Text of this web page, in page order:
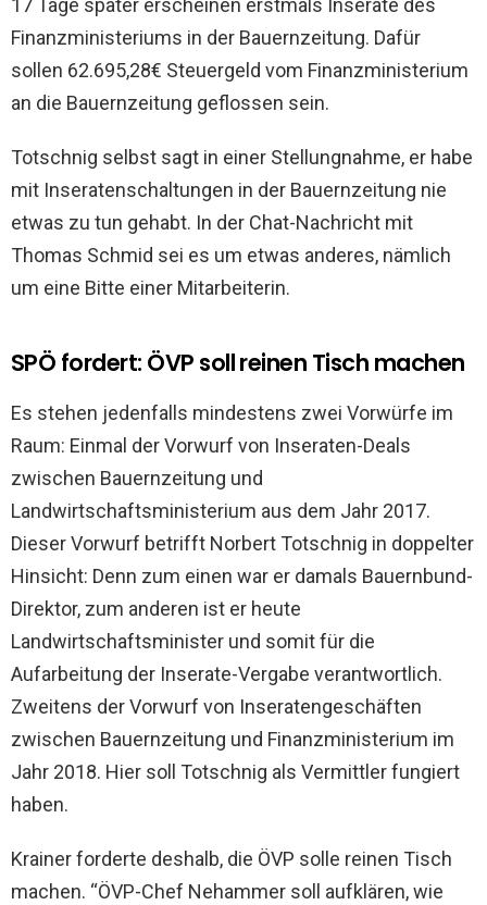
17 Tage später erscheinen erstmals Inserate des
Finanzministeriums in der Bauernzeitung. Dafür
sollen 62.695,28€ Steuergeld vom Finanzministerium
an die Bauernzeitung geflossen sein.
Totschnig selbst sagt in einer Stellungnahme, er habe
mit Inseratenschaltungen in der Bauernzeitung nie
etwas zu tun gehabt. In der Chat-Nachricht mit
Thomas Schmid sei es um etwas anderes, nämlich
um eine Bitte einer Mitarbeiterin.
SPÖ fordert: ÖVP soll reinen Tisch machen
Es stehen jedenfalls mindestens zwei Vorwürfe im
Raum: Einmal der Vorwurf von Inseraten-Deals
zwischen Bauernzeitung und
Landwirtschaftsministerium aus dem Jahr 2017.
Dieser Vorwurf betrifft Norbert Totschnig in doppelter
Hinsicht: Denn zum einen war er damals Bauernbund-
Direktor, zum anderen ist er heute
Landwirtschaftsminister und somit für die
Aufarbeitung der Inserate-Vergabe verantwortlich.
Zweitens der Vorwurf von Inseratengeschäften
zwischen Bauernzeitung und Finanzministerium im
Jahr 2018. Hier soll Totschnig als Vermittler fungiert
haben.
Krainer forderte deshalb, die ÖVP solle reinen Tisch
machen. “ÖVP-Chef Nehammer soll aufklären, wie